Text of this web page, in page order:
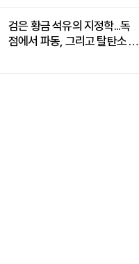
검은 황금 석유의 지정학...독
점에서 파동, 그리고 탈탄소 패